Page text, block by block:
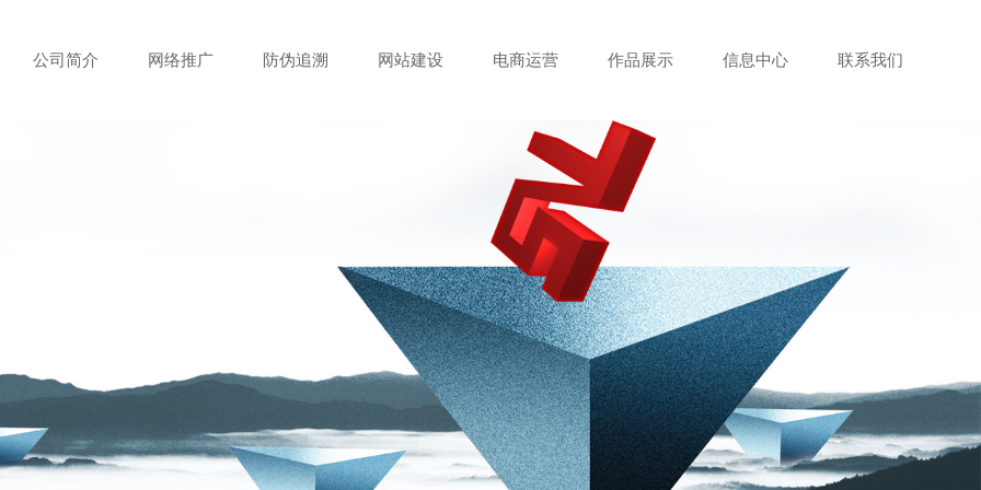
公司简介 网络推广 防伪追溯 网站建设 电商运营 作品展示 信息中心 联系我们